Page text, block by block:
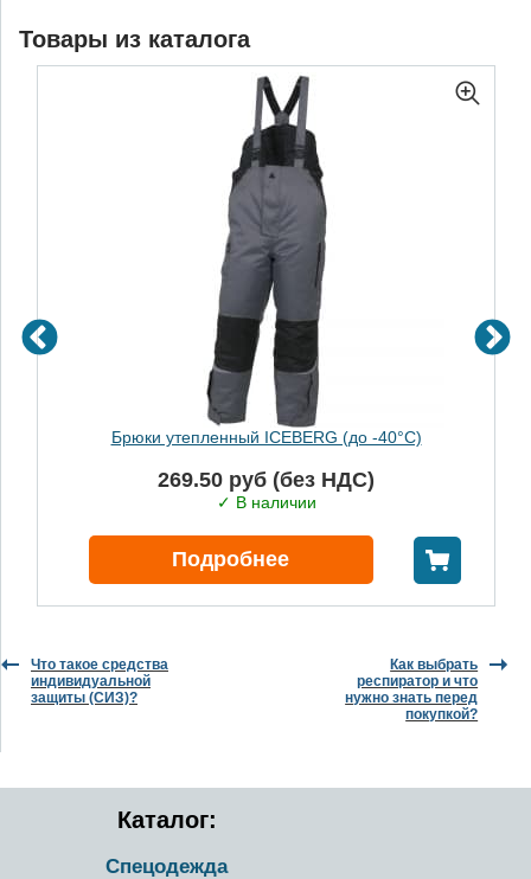
Товары из каталога
Брюки утепленный ICEBERG (до -40°C)
269.50 руб (без НДС)
✓ В наличии
Подробнее
Что такое средства
индивидуальной
защиты (СИЗ)?
Как выбрать
респиратор и что
нужно знать перед
покупкой?
Каталог:
Спецодежда